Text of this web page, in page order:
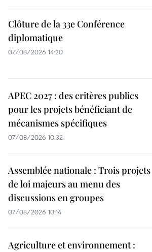
Clôture de la 33e Conférence
diplomatique
07/08/2026 14:20
APEC 2027 : des critères publics
pour les projets bénéficiant de
mécanismes spécifiques
07/08/2026 10:32
Assemblée nationale : Trois projets
de loi majeurs au menu des
discussions en groupes
07/08/2026 10:14
Agriculture et environnement :